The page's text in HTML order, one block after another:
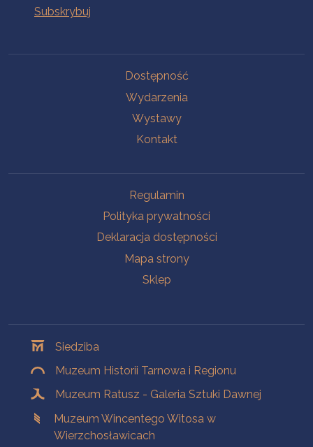
Dostępność
Wydarzenia
Wystawy
Kontakt
Regulamin
Polityka prywatności
Deklaracja dostępności
Mapa strony
Sklep
Siedziba
Muzeum Historii Tarnowa i Regionu
Muzeum Ratusz - Galeria Sztuki Dawnej
Muzeum Wincentego Witosa w
Wierzchosławicach